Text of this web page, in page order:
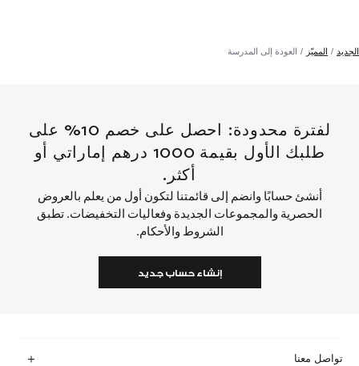
الجديد المميّز العودة إلى المدرسة
لفترة محدودة: احصل على خصم 10% على
طلبك الأول بقيمة 1000 درهم إماراتي أو
أكثر.
أنشئ حسابًا وانضم إلى قائمتنا لتكون أول من يعلم بالعروض
الحصرية والمجموعات الجديدة وفعاليات التخفيضات. تطبق
الشروط والأحكام.
إنشاء حساب جديد
تواصل معنا